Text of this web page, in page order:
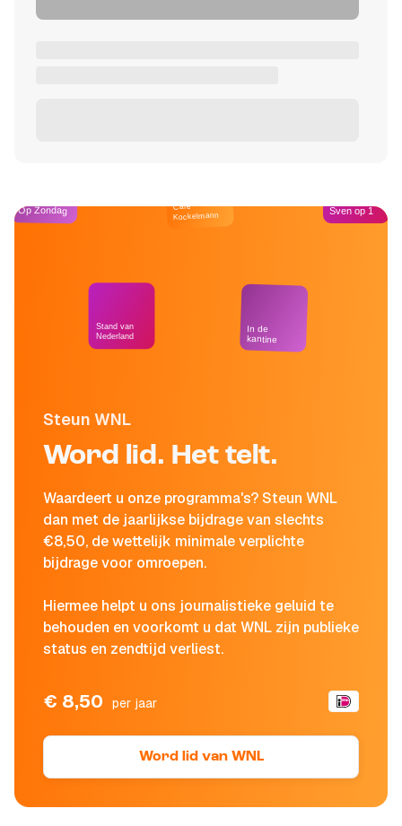
Steun WNL
Word lid. Het telt.
Waardeert u onze programma's? Steun WNL
dan met de jaarlijkse bijdrage van slechts
€8,50, de wettelijk minimale verplichte
bijdrage voor omroepen.
Hiermee helpt u ons journalistieke geluid te
behouden en voorkomt u dat WNL zijn publieke
status en zendtijd verliest.
€ 8,50 per jaar
Word lid van WNL
Op Zondag
Stand van
Nederland
Café
Kockelmann
In de
kantine
Sven op 1